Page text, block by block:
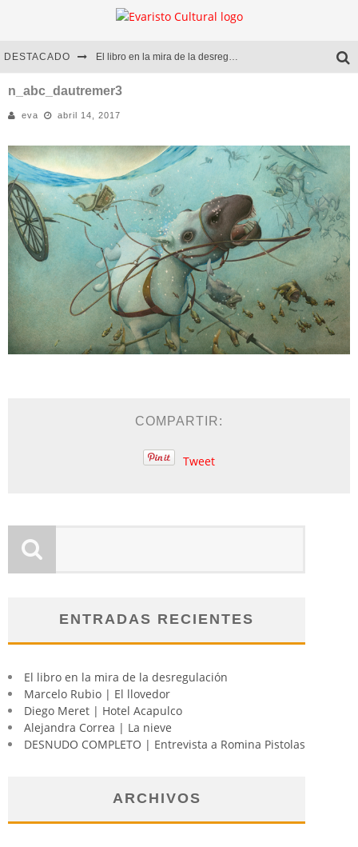
DESTACADO El libro en la mira de la desregulación
Marcelo Rubio | El llovedor
Diego Meret | Hotel Acapulco
Alejandra Correa | La nieve
n_abc_dautremer3
eva abril 14, 2017
COMPARTIR:
Tweet
ENTRADAS RECIENTES
El libro en la mira de la desregulación
Marcelo Rubio | El llovedor
Diego Meret | Hotel Acapulco
Alejandra Correa | La nieve
DESNUDO COMPLETO | Entrevista a Romina Pistolas
ARCHIVOS